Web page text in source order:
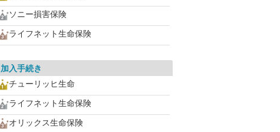
ソニー損害保険
ライフネット生命保険
加入手続き
チューリッヒ生命
ライフネット生命保険
オリックス生命保険